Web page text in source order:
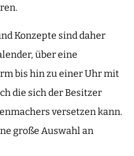
Konzepte sind daher
über eine
bis hin zu einer Uhr mit
die sich der Besitzer
versetzen kann.
große Auswahl an